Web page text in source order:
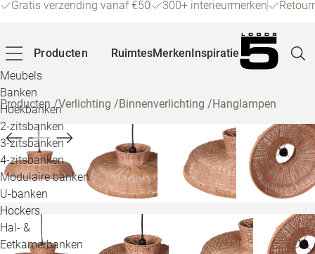
Gratis verzending vanaf €50 300+ interieurmerken
Producten
Meubels
Banken
Hoekbanken
2-zitsbanken
3-zitsbanken
4-zitsbanken
Modulaire banken
U-banken
Hockers
Hal- &
Eetkamerbanken
RuimtesMerkenInspiratie
Producten/Verlichting /Binnenverlichting /Hanglampen